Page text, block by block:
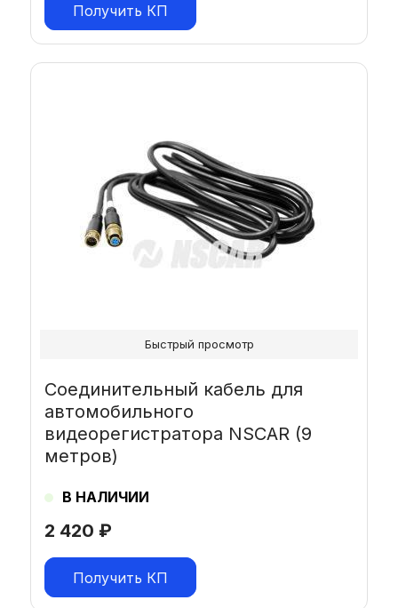
Получить КП
2 420 ₽
Соединительный кабель для
автомобильного
видеорегистратора NSCAR (9
метров)
В НАЛИЧИИ
Получить КП
Быстрый просмотр